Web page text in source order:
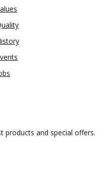
products and special offers.